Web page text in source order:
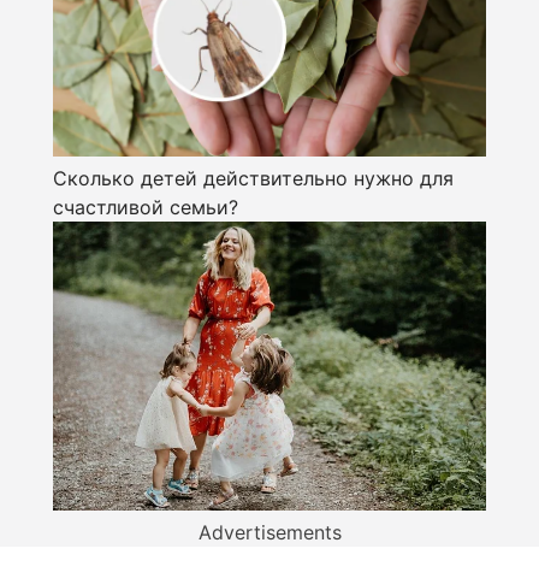
Сколько детей действительно нужно для
счастливой семьи?
Advertisements